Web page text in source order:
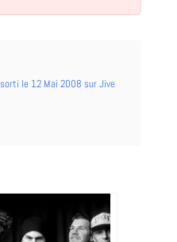
le 12 Mai 2008 sur Jive